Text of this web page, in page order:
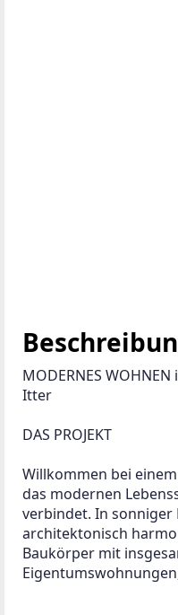
MODERNES
Itter
DAS PROJEKT
Willkommen bei
das modernen
verbindet. In sonniger
architektonisch
Baukörper mit